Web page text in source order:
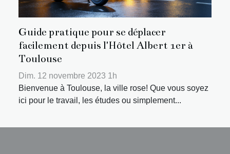
Guide pratique pour se déplacer
facilement depuis l'Hôtel Albert 1er à
Toulouse
Dim. 12 novembre 2023 1h
Bienvenue à Toulouse, la ville rose! Que vous soyez
ici pour le travail, les études ou simplement...